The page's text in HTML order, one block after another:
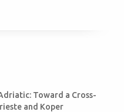
Toward a Cross-
and Koper